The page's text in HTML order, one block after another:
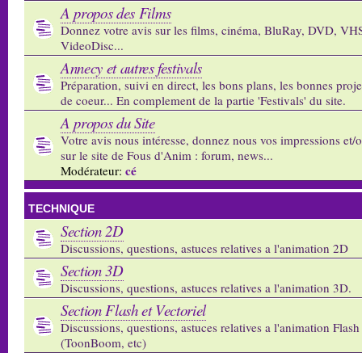
A propos des Films
Donnez votre avis sur les films, cinéma, BluRay, DVD,
VideoDisc...
Annecy et autres festivals
Préparation, suivi en direct, les bons plans, les bonnes
de coeur... En complement de la partie 'Festivals' du site.
A propos du Site
Votre avis nous intéresse, donnez nous vos impressions et/
sur le site de Fous d'Anim : forum, news...
Modérateur: cé
TECHNIQUE
Section 2D
Discussions, questions, astuces relatives a l'animation 2D
Section 3D
Discussions, questions, astuces relatives a l'animation 3D.
Section Flash et Vectoriel
Discussions, questions, astuces relatives a l'animation
(ToonBoom, etc)